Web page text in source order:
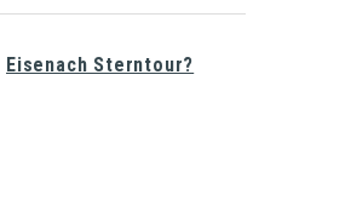
Eisenach Sterntour?